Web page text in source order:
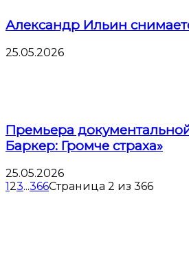
Александр Ильин
25.05.2026
Премьера
Баркер: Громче страха»
25.05.2026
123...366Страница 2 из 366